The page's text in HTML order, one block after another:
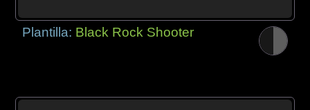
Plantilla: Black Rock Shooter